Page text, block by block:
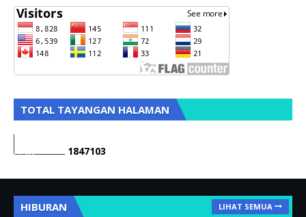
TOTAL TAYANGAN HALAMAN
1847103
HIBURAN LIHAT SEMUA